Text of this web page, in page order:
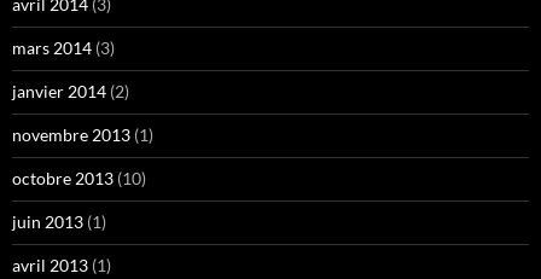
avril 2014 (3)
mars 2014 (3)
janvier 2014 (2)
novembre 2013 (1)
octobre 2013 (10)
juin 2013 (1)
avril 2013 (1)